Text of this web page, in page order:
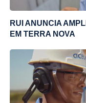
RUI ANUNCIA
EM TERRA NOVA